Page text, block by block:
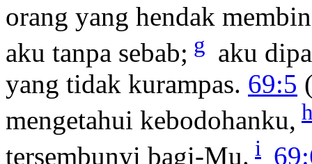
orang yang hendak
aku tanpa sebab; g aku
yang tidak kurampas. 69:5
mengetahui kebodohanku,
tersembunyi bagi-Mu. i